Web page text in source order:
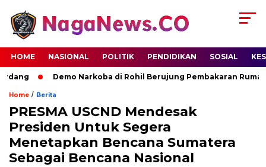
HOME NASIONAL POLITIK PENDIDIKAN SOSIAL
Demo Narkoba di Rohil Berujung Pembakaran Rumah
Home / Berita
PRESMA USCND Mendesak
Presiden Untuk Segera
Menetapkan Bencana Sumatera
Sebagai Bencana Nasional